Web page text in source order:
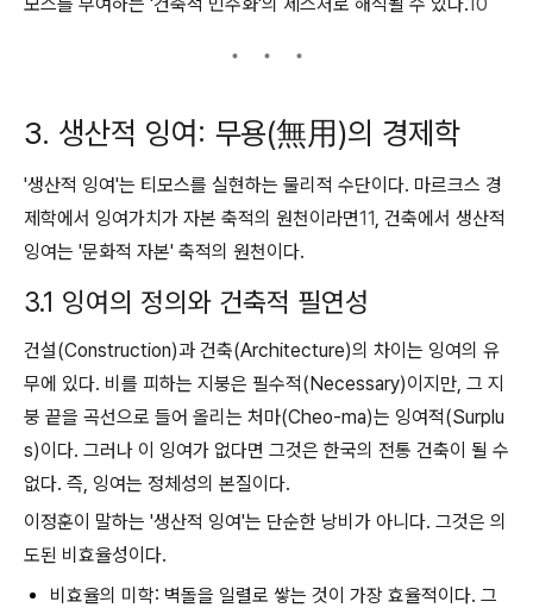
3. 생산적 잉여: 무용(無用)의 경제학
'생산적 잉여'는 티모스를 실현하는 물리적 수단이다. 마르크스 경
제학에서 잉여가치가 자본 축적의 원천이라면11, 건축에서 생산적
잉여는 '문화적 자본' 축적의 원천이다.
3.1 잉여의 정의와 건축적 필연성
건설(Construction)과 건축(Architecture)의 차이는 잉여의 유
무에 있다. 비를 피하는 지붕은 필수적(Necessary)이지만, 그 지
붕 끝을 곡선으로 들어 올리는 처마(Cheo-ma)는 잉여적(Surplu
s)이다. 그러나 이 잉여가 없다면 그것은 한국의 전통 건축이 될 수
없다. 즉, 잉여는 정체성의 본질이다.
이정훈이 말하는 '생산적 잉여'는 단순한 낭비가 아니다. 그것은 의
도된 비효율성이다.
비효율의 미학: 벽돌을 일렬로 쌓는 것이 가장 효율적이다. 그